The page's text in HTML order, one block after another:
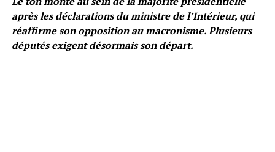
après les déclarations du ministre de l’Intérieur, qui
réaffirme son opposition au macronisme. Plusieurs
députés exigent désormais son départ.